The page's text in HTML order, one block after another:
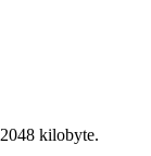
kilobyte.